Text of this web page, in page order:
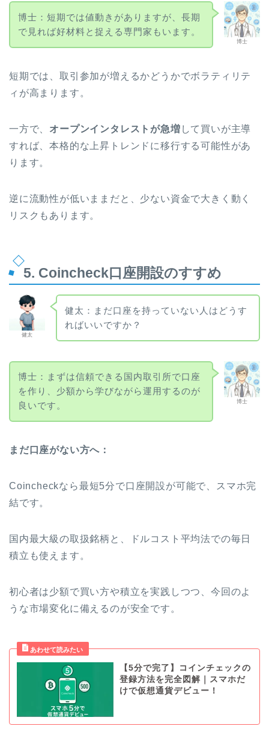
博士
博士：短期では値動きがありますが、長期
で見れば好材料と捉える専門家もいます。
短期では、取引参加が増えるかどうかでボラティリテ
ィが高まります。
一方で、 オープンインタレストが急増 して買いが主導
すれば、本格的な上昇トレンドに移行する可能性があ
ります。
逆に流動性が低いままだと、少ない資金で大きく動く
リスクもあります。
5. Coincheck口座開設のすすめ
健太
健太：まだ口座を持っていない人はどうす
ればいいですか？
博士
博士：まずは信頼できる国内取引所で口座
を作り、少額から学びながら運用するのが
良いです。
まだ口座がない方へ：
Coincheckなら最短5分で口座開設が可能で、スマホ完
結です。
国内最大級の取扱銘柄と、ドルコスト平均法での毎日
積立も使えます。
初心者は少額で買い方や積立を実践しつつ、今回のよ
うな市場変化に備えるのが安全です。
【5分で完了】コインチェックの
登録方法を完全図解｜スマホだ
けで仮想通貨デビュー！